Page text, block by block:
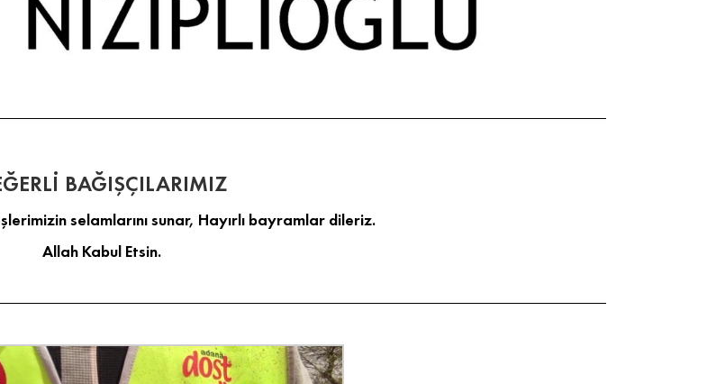
BAĞIŞÇILARIMIZ
selamlarını sunar, Hayırlı bayramlar dileriz.
Allah Kabul Etsin.